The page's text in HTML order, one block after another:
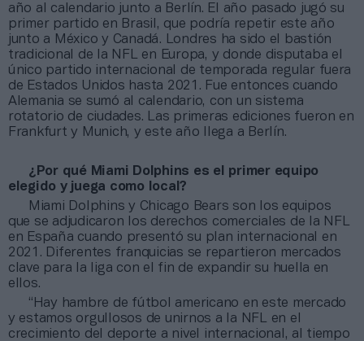
año al calendario junto a Berlín. El año pasado jugó su
primer partido en Brasil, que podría repetir este año
junto a México y Canadá. Londres ha sido el bastión
tradicional de la NFL en Europa, y donde disputaba el
único partido internacional de temporada regular fuera
de Estados Unidos hasta 2021. Fue entonces cuando
Alemania se sumó al calendario, con un sistema
rotatorio de ciudades. Las primeras ediciones fueron en
Frankfurt y Munich, y este año llega a Berlín.
¿Por qué Miami Dolphins es el primer equipo
elegido y juega como local?
Miami Dolphins y Chicago Bears son los equipos
que se adjudicaron los derechos comerciales de la NFL
en España cuando presentó su plan internacional en
2021. Diferentes franquicias se repartieron mercados
clave para la liga con el fin de expandir su huella en
ellos.
“Hay hambre de fútbol americano en este mercado
y estamos orgullosos de unirnos a la NFL en el
crecimiento del deporte a nivel internacional, al tiempo